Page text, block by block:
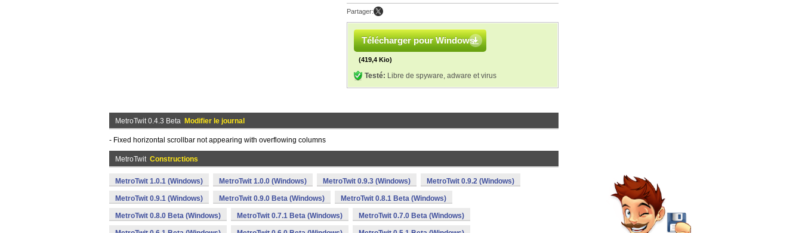
Partager:
Télécharger pour Windows
(419,4 Kio)
Testé: Libre de spyware, adware et virus
MetroTwit 0.4.3 Beta Modifier le journal
- Fixed horizontal scrollbar not appearing with overflowing columns
MetroTwit Constructions
MetroTwit 1.0.1 (Windows) MetroTwit 1.0.0 (Windows) MetroTwit 0.9.3 (Windows) MetroTwit 0.9.2 (Windows)
MetroTwit 0.9.1 (Windows) MetroTwit 0.9.0 Beta (Windows) MetroTwit 0.8.1 Beta (Windows)
MetroTwit 0.8.0 Beta (Windows) MetroTwit 0.7.1 Beta (Windows) MetroTwit 0.7.0 Beta (Windows)